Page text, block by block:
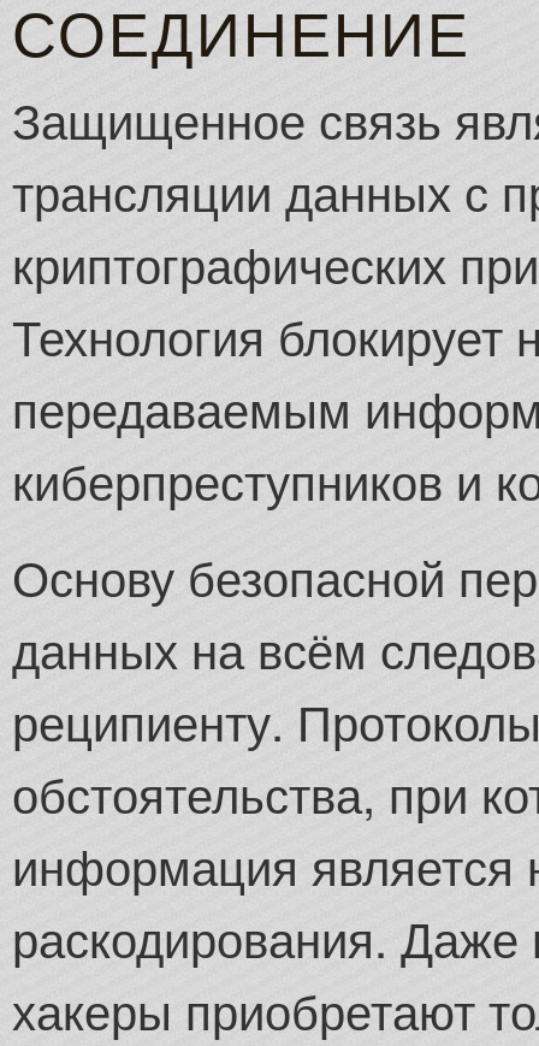
СОЕДИНЕНИЕ
Защищенное связь
трансляции данных с
криптографических
Технология блокирует
передаваемым
киберпреступников и
Основу безопасной
данных на всём
реципиенту.
обстоятельства, при
информация является
раскодирования.
хакеры приобретают